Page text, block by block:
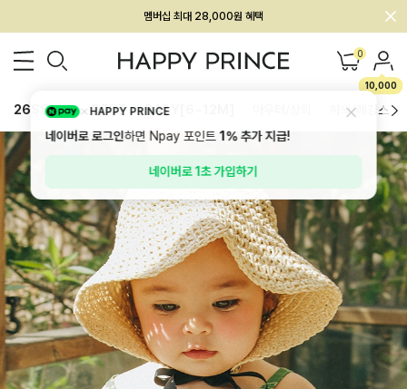
회원전용 아울렛, 가입하면 ~60% 할인!
멤버십 최대 28,000원 혜택 0
10,000
26SS 신상 BEST BABY[6~12M] 하의/레깅스
HAPPY PRINCE
네이버로 로그인하면 Npay 포인트1%추가 지급!
네이버로 1초 가입하기